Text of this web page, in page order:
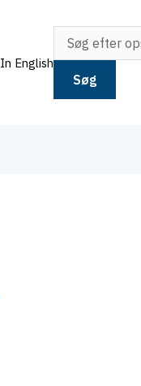
In English
Søg